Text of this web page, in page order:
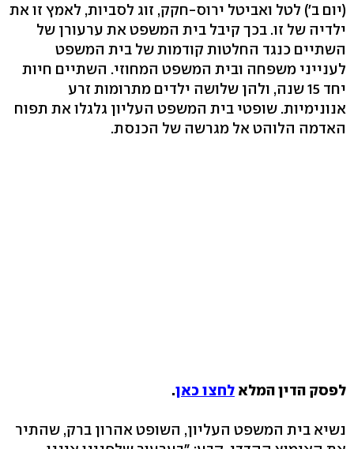
(יום ב') לטל ואביטל ירוס-חקק, זוג לסביות, לאמץ זו את
ילדיה של זו. בכך קיבל בית המשפט את ערעורן של
השתיים כנגד החלטות קודמות של בית המשפט
לענייני משפחה ובית המשפט המחוזי. השתיים חיות
יחד 15 שנה, ולהן שלושה ילדים מתרומות זרע
אנונימיות. שופטי בית המשפט העליון גלגלו את תפוח
האדמה הלוהט אל מגרשה של הכנסת.
לפסק הדין המלא לחצו כאן.
נשיא בית המשפט העליון, השופט אהרון ברק, שהתיר